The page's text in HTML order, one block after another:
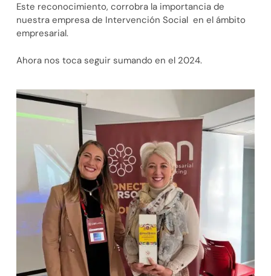
Este reconocimiento, corrobra la importancia de
nuestra empresa de Intervención Social en el ámbito
empresarial.
Ahora nos toca seguir sumando en el 2024.